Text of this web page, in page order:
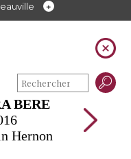
BERE
Hernon